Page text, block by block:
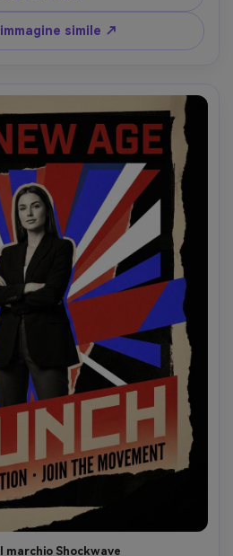
con spazio per il
grinzosa, look serigrafia, alto
dell'era della propaganda,
simile ↗
marchio Shockwave